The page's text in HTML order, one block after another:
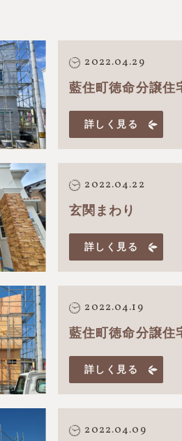
2022.04.29
藍住町徳命分譲
詳しく見る
2022.04.22
玄関まわり
詳しく見る
2022.04.19
藍住町徳命分譲
詳しく見る
2022.04.09